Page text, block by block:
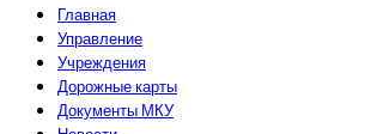
Главная
Управление
Учреждения
Дорожные карты
Документы МКУ